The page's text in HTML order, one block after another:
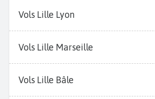
Vols Lille Lyon
Vols Lille Marseille
Vols Lille Bâle